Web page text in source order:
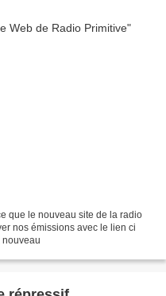
que le nouveau site de la radio
nos émissions avec le lien ci
nouveau